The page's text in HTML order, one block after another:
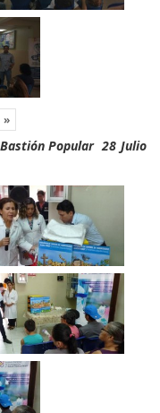
»
Popular 28 Julio